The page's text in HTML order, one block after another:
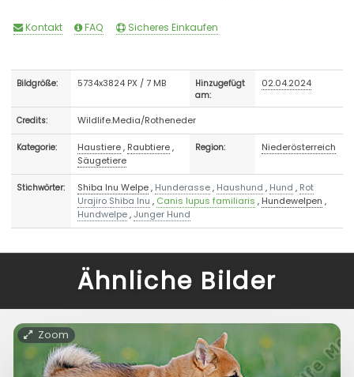
Kontakt FAQ Sicheres Einkaufen
Bildgröße: 5734x3824 PX / 7 MB
Hinzugefügt
am:
02.04.2024
Credits: Wildlife.Media/Rotheneder
Kategorie: Haustiere, Raubtiere,
Säugetiere
Region: Niederösterreich
Stichwörter: Shiba Inu Welpe, Hunderasse, Haushund , Hund , Rot
Urajiro Shiba Inu , Canis lupus familiaris , Hundewelpen ,
Hundwelpe,Junger Hund
Ähnliche Bilder
Zoom